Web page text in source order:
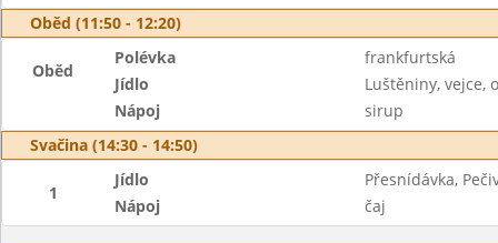
Oběd (11:50 - 12:20)
Oběd
Polévka
frankfurtská
Jídlo
Luštěniny, vejce,
Nápoj
sirup
Svačina (14:30 - 14:50)
1
Jídlo
Přesnídávka,
Nápoj
čaj